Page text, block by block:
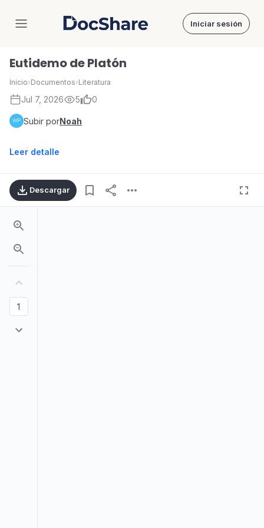
DocShare Iniciar sesión
Eutidemo de Platón
Inicio›Documentos›Literatura
Jul 7, 2026 5 0
Subir porNoah
Leer detalle
Descargar